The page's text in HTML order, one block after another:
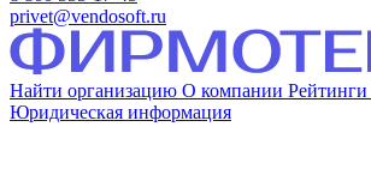
privet@vendosoft.ru
Найти организацию О компании Рейтинги
Юридическая информация